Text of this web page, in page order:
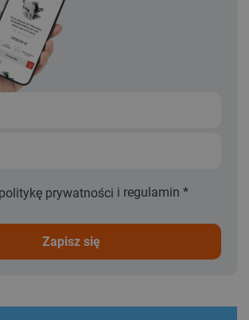
politykę prywatności i regulamin *
zapisz się